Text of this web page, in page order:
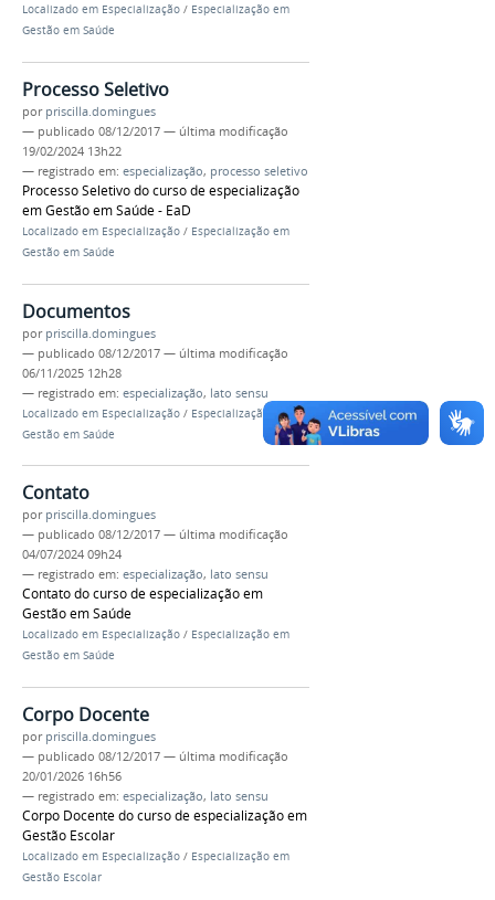
Localizado em Especialização / Especialização em
Gestão em Saúde
Processo Seletivo
por priscilla.domingues
— publicado 08/12/2017 — última modificação
19/02/2024 13h22
— registrado em: especialização, processo seletivo
Processo Seletivo do curso de especialização
em Gestão em Saúde - EaD
Localizado em Especialização / Especialização em
Gestão em Saúde
Documentos
por priscilla.domingues
— publicado 08/12/2017 — última modificação
06/11/2025 12h28
— registrado em: especialização, lato sensu
Localizado em Especialização / Especialização em
Gestão em Saúde
Contato
por priscilla.domingues
— publicado 08/12/2017 — última modificação
04/07/2024 09h24
— registrado em: especialização, lato sensu
Contato do curso de especialização em
Gestão em Saúde
Localizado em Especialização / Especialização em
Gestão em Saúde
Corpo Docente
por priscilla.domingues
— publicado 08/12/2017 — última modificação
20/01/2026 16h56
— registrado em: especialização, lato sensu
Corpo Docente do curso de especialização em
Gestão Escolar
Localizado em Especialização / Especialização em
Gestão Escolar